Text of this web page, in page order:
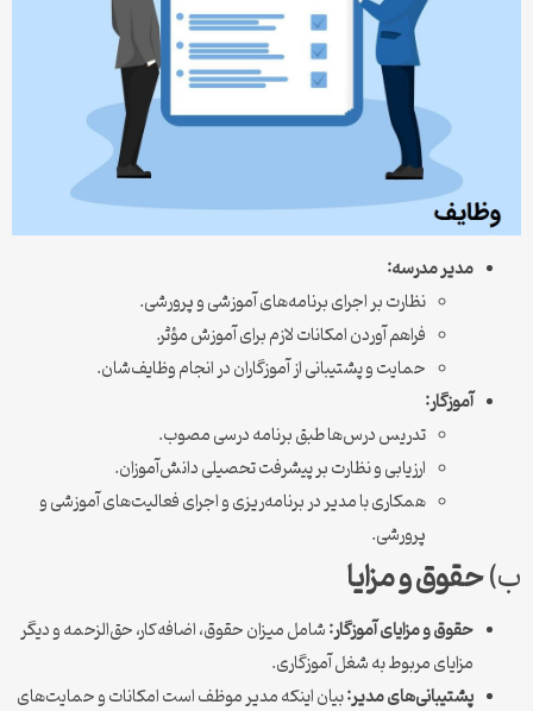
مدیر مدرسه:
نظارت بر اجرای برنامه‌های آموزشی و پرورشی.
فراهم آوردن امکانات لازم برای آموزش مؤثر.
حمایت و پشتیبانی از آموزگاران در انجام وظایف‌شان.
آموزگار:
تدریس درس‌ها طبق برنامه درسی مصوب.
ارزیابی و نظارت بر پیشرفت تحصیلی دانش‌آموزان.
همکاری با مدیر در برنامه‌ریزی و اجرای فعالیت‌های آموزشی و
پرورشی.
ب)حقوق و مزایا
حقوق و مزایای آموزگار:شامل میزان حقوق، اضافه‌کار، حق‌الزحمه و دیگر
مزایای مربوط به شغل آموزگاری.
پشتیبانی‌های مدیر:بیان اینکه مدیر موظف است امکانات و حمایت‌های